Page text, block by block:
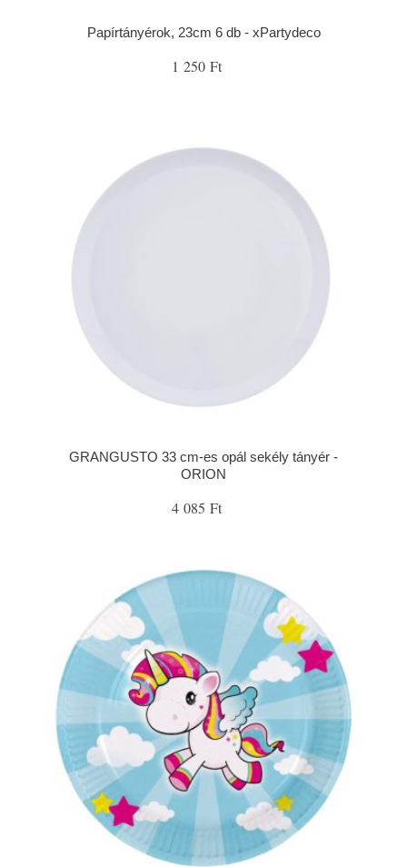
Papírtányérok, 23cm 6 db - xPartydeco
1 250 Ft
GRANGUSTO 33 cm-es opál sekély tányér -
ORION
4 085 Ft